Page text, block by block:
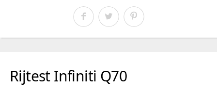
Rijtest Infiniti Q70